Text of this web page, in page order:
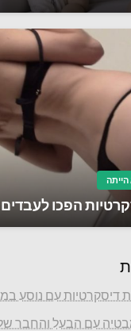
הפכו
דיסקרטיות עם נוסע
עם הבעל והחבר